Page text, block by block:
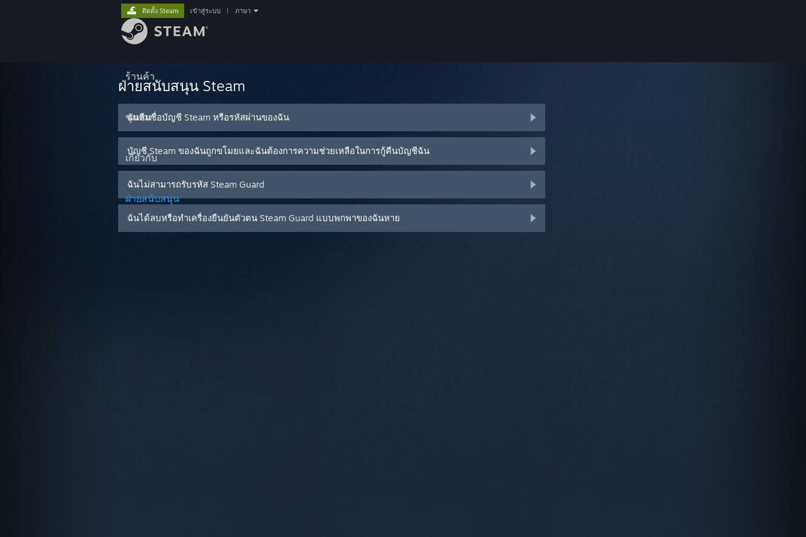
ร้านค้า
ชุมชน
เกี่ยวกับ
ฝ่ายสนับสนุน
ติดตั้ง Steam เข้าสู่ระบบ ภาษา
ฝ่ายสนับสนุน Steam
ฉันลืมชื่อบัญชี Steam หรือรหัสผ่านของฉัน
บัญชี Steam ของฉันถูกขโมยและฉันต้องการความช่วยเหลือในการกู้คืนบัญชีฉัน
ฉันไม่สามารถรับรหัส Steam Guard
ฉันได้ลบหรือทำเครื่องยืนยันตัวตน Steam Guard แบบพกพาของฉันหาย